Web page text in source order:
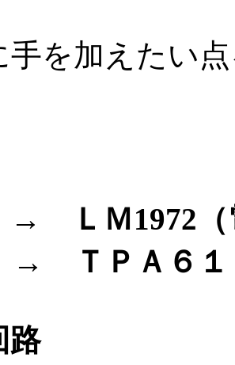
手を加えたい
ＬＭ1972（
→ ＴＰＡ６
路